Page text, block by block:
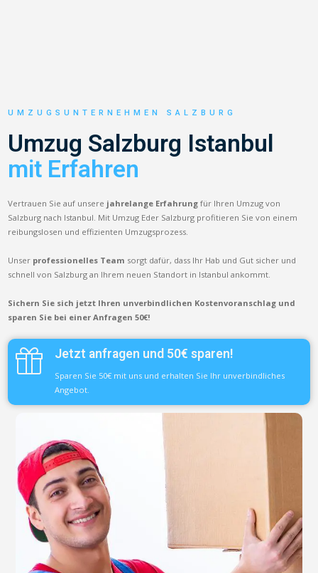
UMZUGSUNTERNEHMEN SALZBURG
Umzug Salzburg Istanbul
mit Erfahren
Vertrauen Sie auf unsere jahrelange Erfahrung für Ihren Umzug von
Salzburg nach Istanbul. Mit Umzug Eder Salzburg profitieren Sie von einem
reibungslosen und effizienten Umzugsprozess.
Unser professionelles Team sorgt dafür, dass Ihr Hab und Gut sicher und
schnell von Salzburg an Ihrem neuen Standort in Istanbul ankommt.
Sichern Sie sich jetzt Ihren unverbindlichen Kostenvoranschlag und
sparen Sie bei einer Anfragen 50€!
Jetzt anfragen und 50€ sparen!
Sparen Sie 50€ mit uns und erhalten Sie Ihr unverbindliches
Angebot.